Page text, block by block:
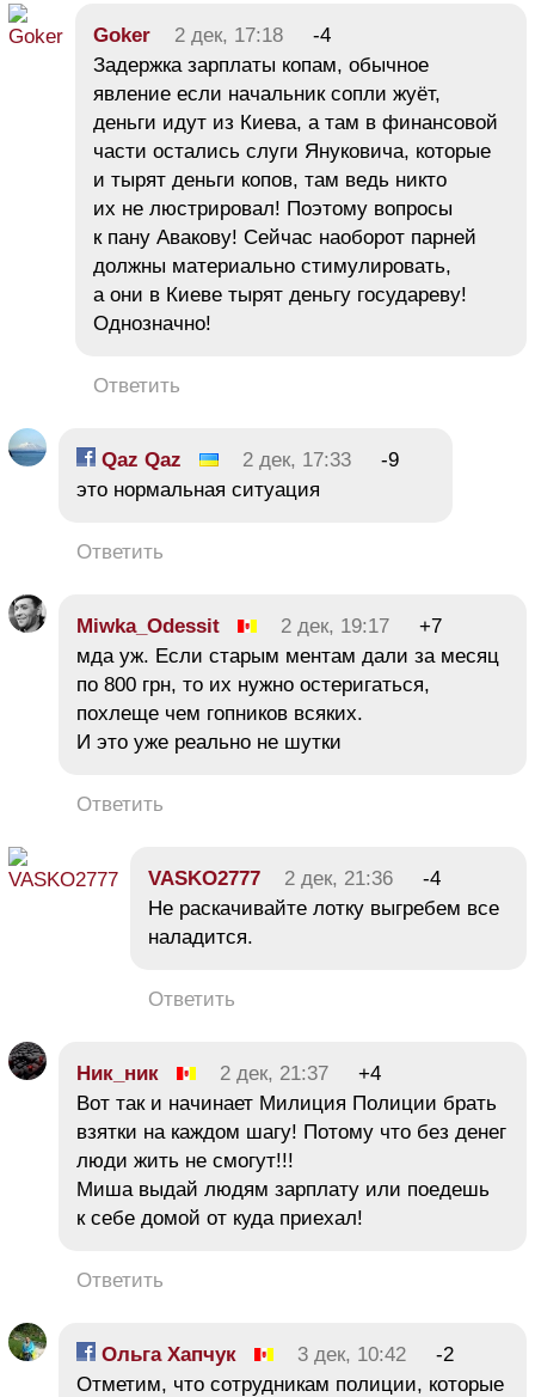
Goker 2 дек, 17:18
-4
Задержка зарплаты копам, обычное
явление если начальник сопли жуёт,
деньги идут из Киева, а там в финансовой
части остались слуги Януковича, которые
и тырят деньги копов, там ведь никто
их не люстрировал! Поэтому вопросы
к пану Авакову! Сейчас наоборот парней
должны материально стимулировать,
а они в Киеве тырят деньгу государеву!
Однозначно!
Ответить
Qaz Qaz 2 дек, 17:33
-9
это нормальная ситуация
Ответить
Miwka_Odessit 2 дек, 19:17
+7
мда уж. Если старым ментам дали за месяц
по 800 грн, то их нужно остеригаться,
похлеще чем гопников всяких.
И это уже реально не шутки
Ответить
VASKO2777 2 дек, 21:36
-4
Не раскачивайте лотку выгребем все
наладится.
Ответить
Ник_ник 2 дек, 21:37
+4
Вот так и начинает Милиция Полиции брать
взятки на каждом шагу! Потому что без денег
люди жить не смогут!!!
Миша выдай людям зарплату или поедешь
к себе домой от куда приехал!
Ответить
Ольга Хапчук 3 дек, 10:42
-2
Отметим, что сотрудникам полиции, которые